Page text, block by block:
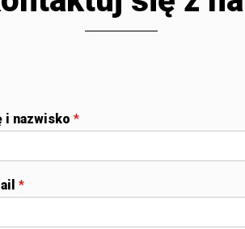
i nazwisko *
*